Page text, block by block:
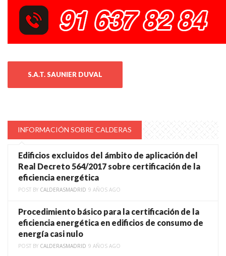
S.A.T. SAUNIER DUVAL
INFORMACIÓN SOBRE CALDERAS
Edificios excluidos del ámbito de aplicación del
Real Decreto 564/2017 sobre certificación de la
eficiencia energética
POST BY CALDERASMADRID 9 AÑOS AGO
Procedimiento básico para la certificación de la
eficiencia energética en edificios de consumo de
energía casi nulo
POST BY CALDERASMADRID 9 AÑOS AGO